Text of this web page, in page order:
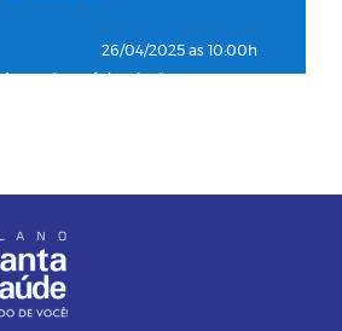
26/04/2025 as 10:00h
por que a pressão 12 por 8
termogênicos: conheça quais